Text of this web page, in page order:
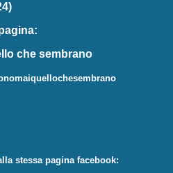
che sembrano
stessa pagina facebook: